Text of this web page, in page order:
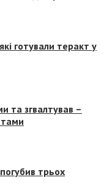
готували теракт у
та згвалтував –
трьох